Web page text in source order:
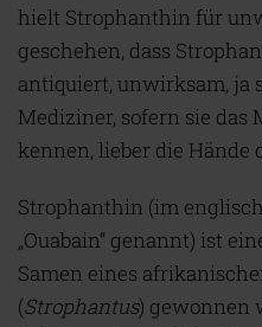
hielt Strophanthin für
geschehen, dass
antiquiert, unwirksam, ja
Mediziner, sofern sie das
kennen, lieber die Hände
Strophanthin (im
„Ouabain“ genannt) ist
Samen eines
(Strophantus) gewonnen